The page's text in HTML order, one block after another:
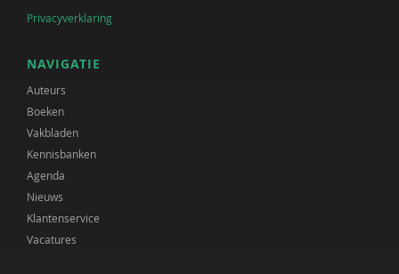
Privacyverklaring
NAVIGATIE
Auteurs
Boeken
Vakbladen
Kennisbanken
Agenda
Nieuws
Klantenservice
Vacatures